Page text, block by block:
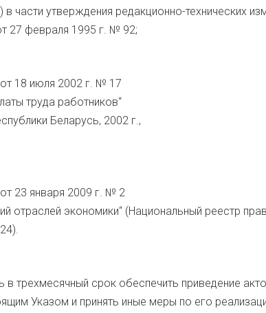
части утверждения редакционно-технических
27 февраля 1995 г. № 92;
18 июля 2002 г. № 17
труда работников“
Беларусь, 2002 г.,
23 января 2009 г. № 2
отраслей экономики“ (Национальный реестр
трехмесячный срок обеспечить приведение
Указом и принять иные меры по его